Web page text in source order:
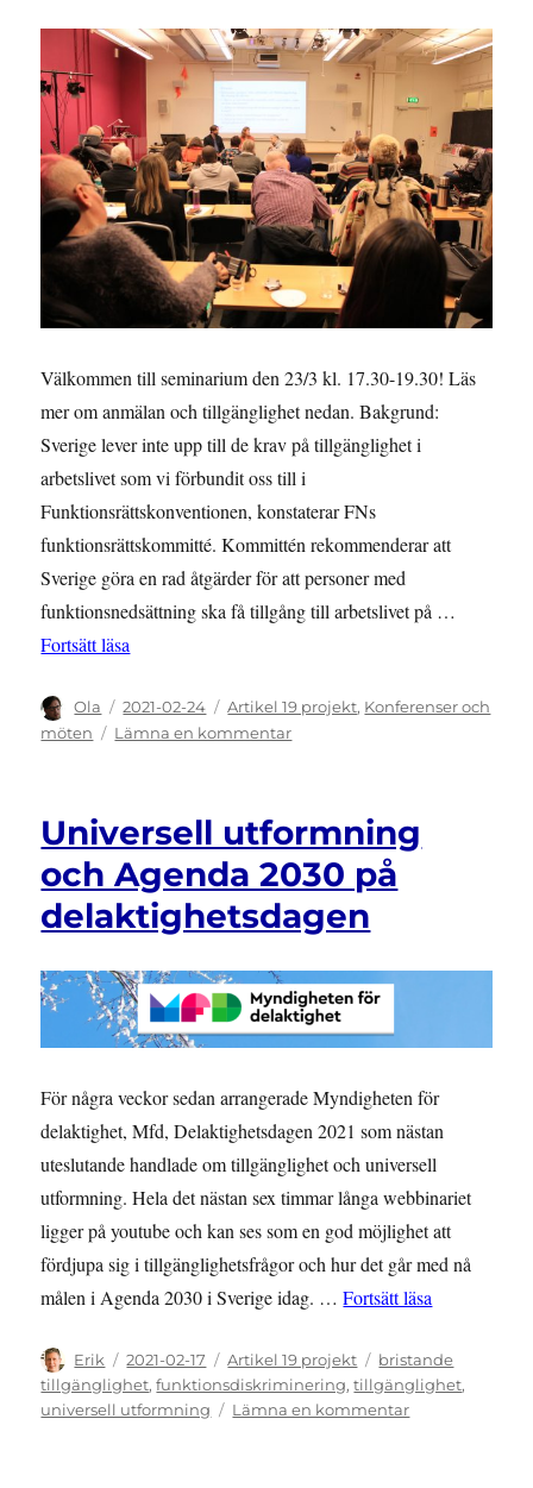
i
kommunerna
Välkommen till seminarium den 23/3 kl. 17.30-19.30! Läs
mer om anmälan och tillgänglighet nedan. Bakgrund:
Sverige lever inte upp till de krav på tillgänglighet i
arbetslivet som vi förbundit oss till i
Funktionsrättskonventionen, konstaterar FNs
funktionsrättskommitté. Kommittén rekommenderar att
Sverige göra en rad åtgärder för att personer med
funktionsnedsättning ska få tillgång till arbetslivet på …
Fortsätt läsa
Författare
Ola
Publicerat
den
2021-02-24 Kategorier
Artikel 19 projekt, Konferenser och
möten
Lämna en kommentartill
Independent
Living
Universell utformning
och Agenda 2030 på
delaktighetsdagen
För några veckor sedan arrangerade Myndigheten för
delaktighet, Mfd, Delaktighetsdagen 2021 som nästan
uteslutande handlade om tillgänglighet och universell
utformning. Hela det nästan sex timmar långa webbinariet
ligger på youtube och kan ses som en god möjlighet att
fördjupa sig i tillgänglighetsfrågor och hur det går med nå
målen i Agenda 2030 i Sverige idag. …Fortsätt läsa
Författare
Erik
Publicerat
den
2021-02-17 Kategorier
Artikel 19 projekt Etiketter
bristande
tillgänglighet,funktionsdiskriminering,tillgänglighet,
universell utformning
Lämna en kommentartill